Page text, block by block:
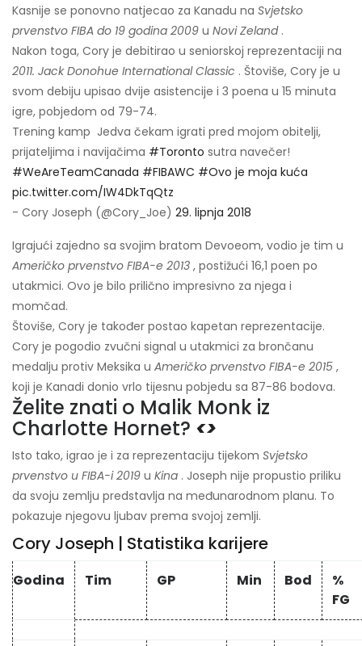
Kasnije se ponovno natjecao za Kanadu na Svjetsko
prvenstvo FIBA ​​do 19 godina 2009 u Novi Zeland.
Nakon toga, Cory je debitirao u seniorskoj reprezentaciji na
2011. Jack Donohue International Classic . Štoviše, Cory je u
svom debiju upisao dvije asistencije i 3 poena u 15 minuta
igre, pobjedom od 79-74.
Trening kamp ️ Jedva čekam igrati pred mojom obitelji,
prijateljima i navijačima #Toronto sutra navečer!
#WeAreTeamCanada #FIBAWC #Ovo je moja kuća
pic.twitter.com/IW4DkTqQtz
- Cory Joseph (@Cory_Joe) 29. lipnja 2018
Igrajući zajedno sa svojim bratom Devoeom, vodio je tim u
Američko prvenstvo FIBA-e 2013 , postižući 16,1 poen po
utakmici. Ovo je bilo prilično impresivno za njega i
momčad.
Štoviše, Cory je također postao kapetan reprezentacije.
Cory je pogodio zvučni signal u utakmici za brončanu
medalju protiv Meksika u Američko prvenstvo FIBA-e 2015 ,
koji je Kanadi donio vrlo tijesnu pobjedu sa 87-86 bodova.
Želite znati o Malik Monk iz
Charlotte Hornet? <>
Isto tako, igrao je i za reprezentaciju tijekom Svjetsko
prvenstvo u FIBA-i 2019 u Kina . Joseph nije propustio priliku
da svoju zemlju predstavlja na međunarodnom planu. To
pokazuje njegovu ljubav prema svojoj zemlji.
Cory Joseph | Statistika karijere
Godina Tim GP Min Bod
%
FG